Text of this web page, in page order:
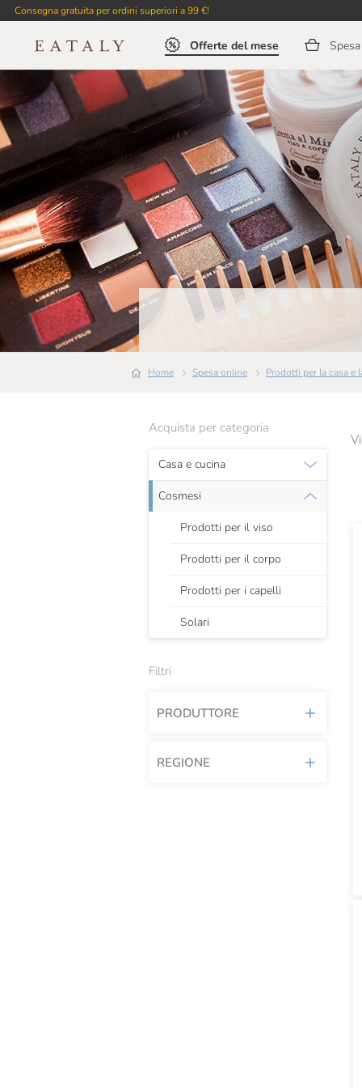
Consegna gratuita per ordini superiori a 99 €!
Offerte del mese
Home Spesa online Prodotti per la casa e
Acquista per categoria
Casa e cucina
Cosmesi
Prodotti per il viso
Prodotti per il corpo
Prodotti per i capelli
Solari
Filtri
PRODUTTORE
Acca Kappa
REGIONE